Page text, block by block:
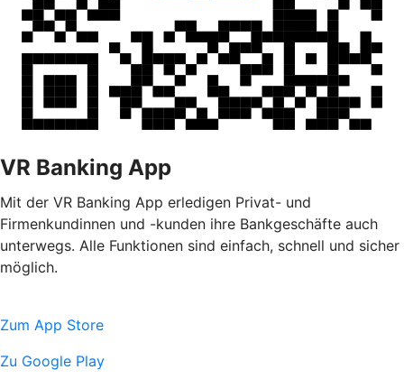
VR Banking App
Mit der VR Banking App erledigen Privat- und
Firmenkundinnen und -kunden ihre Bankgeschäfte auch
unterwegs. Alle Funktionen sind einfach, schnell und sicher
möglich.
Zum App Store
Zu Google Play